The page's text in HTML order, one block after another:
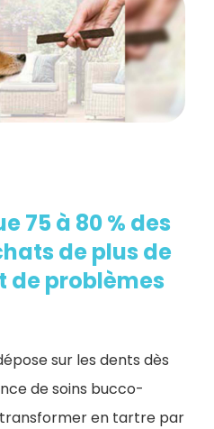
75 à 80 % des
de plus de
de problèmes
sur les dents dès
de soins bucco-
en tartre par